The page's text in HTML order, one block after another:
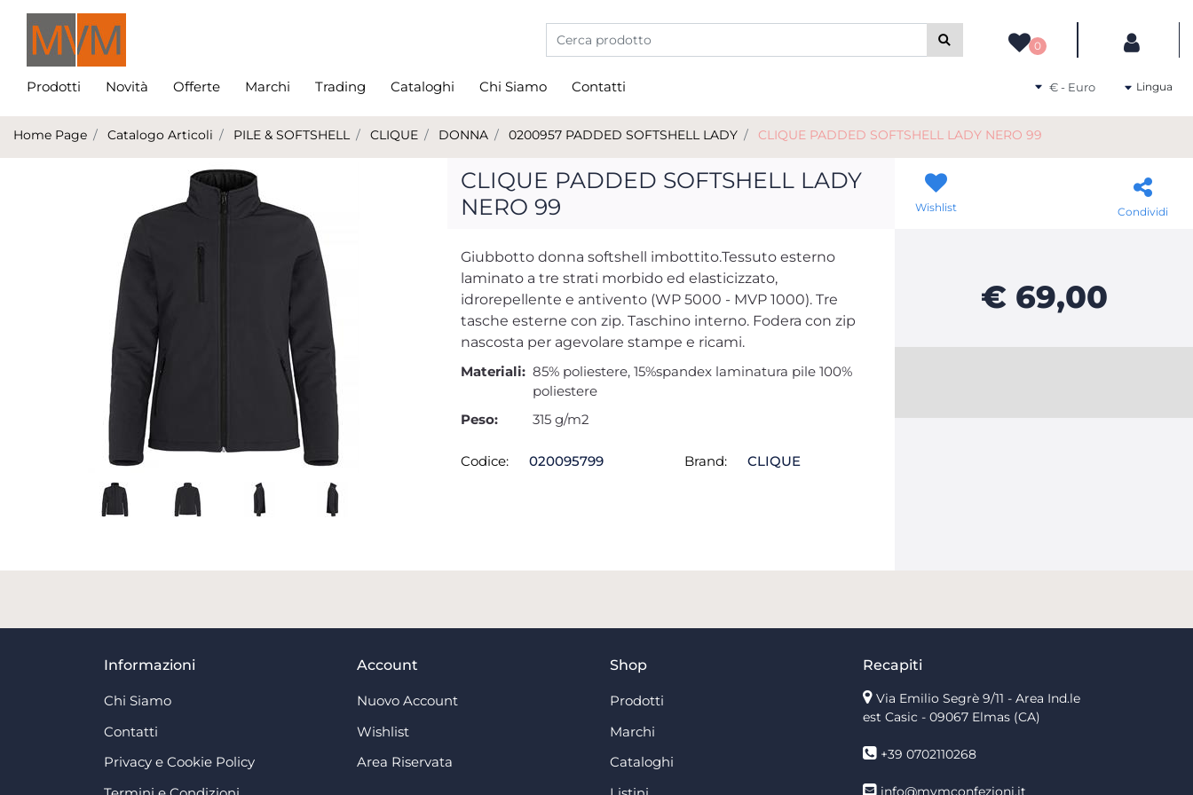
La modifica di un filtro aggiorna automaticamente gli altri filtri disponibili.
0
Prodotti Novità Offerte Marchi Trading Cataloghi Chi Siamo Contatti Seleziona una valuta
Lingua
Home Page Catalogo Articoli PILE & SOFTSHELL CLIQUE DONNA 0200957 PADDED SOFTSHELL LADY CLIQUE PADDED SOFTSHELL LADY NERO 99
CLIQUE PADDED SOFTSHELL LADY
NERO 99
Giubbotto donna softshell imbottito.Tessuto esterno
laminato a tre strati morbido ed elasticizzato,
idrorepellente e antivento (WP 5000 - MVP 1000). Tre
tasche esterne con zip. Taschino interno. Fodera con zip
nascosta per agevolare stampe e ricami.
Materiali: 85% poliestere, 15%spandex laminatura pile 100%
poliestere
Peso:
315 g/m2
Codice: 020095799 Brand: CLIQUE
Wishlist Condividi
€ 69,00
Informazioni
Chi Siamo
Contatti
Privacy e Cookie Policy
Account
Nuovo Account
Wishlist
Area Riservata
Shop
Prodotti
Marchi
Cataloghi
Recapiti
Via Emilio Segrè 9/11 - Area Ind.le
est Casic - 09067 Elmas (CA)
+39 0702110268
info@mvmconfezioni.it